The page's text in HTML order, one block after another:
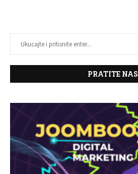
PRATITE NAS